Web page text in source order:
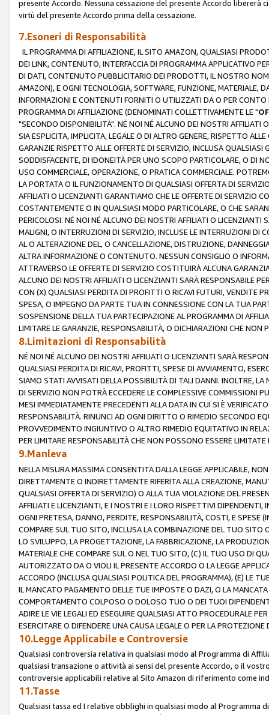
presente Accordo. Nessuna cessazione del presente Accordo
virtù del presente Accordo prima della cessazione.
7.Esoneri di Responsabilità
IL PROGRAMMA DI AFFILIAZIONE, IL SITO AMAZON, QUALSIASI
DEI LINK, CONTENUTO, INTERFACCIA DI PROGRAMMA APPLICATIVO
DI DATI, CONTENUTO PUBBLICITARIO DEI PRODOTTI, IL NOSTRO
AMAZON), E OGNI TECNOLOGIA, SOFTWARE, FUNZIONE, MATERIALE,
INFORMAZIONI E CONTENUTI FORNITI O UTILIZZATI DA O PER
PROGRAMMA DI AFFILIAZIONE (DENOMINATI COLLETTIVAMENTE LE "
"SECONDO DISPONIBILITÀ". NÉ NOI NÉ ALCUNO DEI NOSTRI
SIA ESPLICITA, IMPLICITA, LEGALE O DI ALTRO GENERE, RISPETTO
GARANZIE RISPETTO ALLE OFFERTE DI SERVIZIO, INCLUSA
SODDISFACENTE, DI IDONEITÀ PER UNO SCOPO PARTICOLARE, O DI
USO COMMERCIALE, OPERAZIONE, O PRATICA COMMERCIALE.
LA PORTATA O IL FUNZIONAMENTO DI QUALSIASI OFFERTA DI
AFFILIATI O LICENZIANTI GARANTIAMO CHE LE OFFERTE DI SERVIZIO
COSTANTEMENTE O IN QUALSIASI MODO PARTICOLARE, O CHE
PERICOLOSI. NÉ NOI NÉ ALCUNO DEI NOSTRI AFFILIATI O LICENZIANTI
MALIGNI, O INTERRUZIONI DI SERVIZIO, INCLUSE LE INTERRUZIONI DI
AL O ALTERAZIONE DEL, O CANCELLAZIONE, DISTRUZIONE,
ALTRA INFORMAZIONE O CONTENUTO. NESSUN CONSIGLIO O
ATTRAVERSO LE OFFERTE DI SERVIZIO COSTITUIRÀ ALCUNA
ALCUNO DEI NOSTRI AFFILIATI O LICENZIANTI SARÀ RESPONSABILE
CON (X) QUALSIASI PERDITA DI PROFITTI O RICAVI FUTURI, VENDITE
SPESA, O IMPEGNO DA PARTE TUA IN CONNESSIONE CON LA TUA
SOSPENSIONE DELLA TUA PARTECIPAZIONE AL PROGRAMMA DI
LIMITARE LE GARANZIE, RESPONSABILITÀ, O DICHIARAZIONI CHE NON
8.Limitazioni di Responsabilità
NÉ NOI NÉ ALCUNO DEI NOSTRI AFFILIATI O LICENZIANTI SARÀ
QUALSIASI PERDITA DI RICAVI, PROFITTI, SPESE DI AVVIAMENTO,
SIAMO STATI AVVISATI DELLA POSSIBILITÀ DI TALI DANNI. INOLTRE,
DI SERVIZIO NON POTRÀ ECCEDERE LE COMPLESSIVE COMMISSIONI
MESI IMMEDIATAMENTE PRECEDENTI ALLA DATA IN CUI SI È
RESPONSABILITÀ. RINUNCI AD OGNI DIRITTO O RIMEDIO SECONDO
PROVVEDIMENTO INGIUNTIVO O ALTRO RIMEDIO EQUITATIVO IN
PER LIMITARE RESPONSABILITÀ CHE NON POSSONO ESSERE LIMITATE
9.Manleva
NELLA MISURA MASSIMA CONSENTITA DALLA LEGGE APPLICABILE,
DIRETTAMENTE O INDIRETTAMENTE RIFERITA ALLA CREAZIONE,
QUALSIASI OFFERTA DI SERVIZIO) O ALLA TUA VIOLAZIONE DEL
AFFILIATI E LICENZIANTI, E I NOSTRI E I LORO RISPETTIVI
OGNI PRETESA, DANNO, PERDITE, RESPONSABILITÀ, COSTI, E SPESE
COMPARE SUL TUO SITO, INCLUSA LA COMBINAZIONE DEL TUO SITO
LO SVILUPPO, LA PROGETTAZIONE, LA FABBRICAZIONE, LA
MATERIALE CHE COMPARE SUL O NEL TUO SITO, (C) IL TUO USO DI
AUTORIZZATO DA O VIOLI IL PRESENTE ACCORDO O LA LEGGE
ACCORDO (INCLUSA QUALSIASI POLITICA DEL PROGRAMMA), (E) LE
IL MANCATO PAGAMENTO DELLE TUE IMPOSTE O DAZI, O LA
COMPORTAMENTO COLPOSO O DOLOSO TUO O DEI TUOI
ADIRE LE VIE LEGALI ED ESEGUIRE QUALSIASI ATTO PROCEDURALE
ESERCITARE O DIFENDERE UNA CAUSA LEGALE O PER LA
10.Legge Applicabile e Controversie
Qualsiasi controversia relativa in qualsiasi modo al Programma di
qualsiasi transazione o attività ai sensi del presente Accordo, o il
controversie applicabili relative al Sito Amazon di riferimento come
11.Tasse
Qualsiasi tassa ed I relative obblighi in qualsiasi modo al